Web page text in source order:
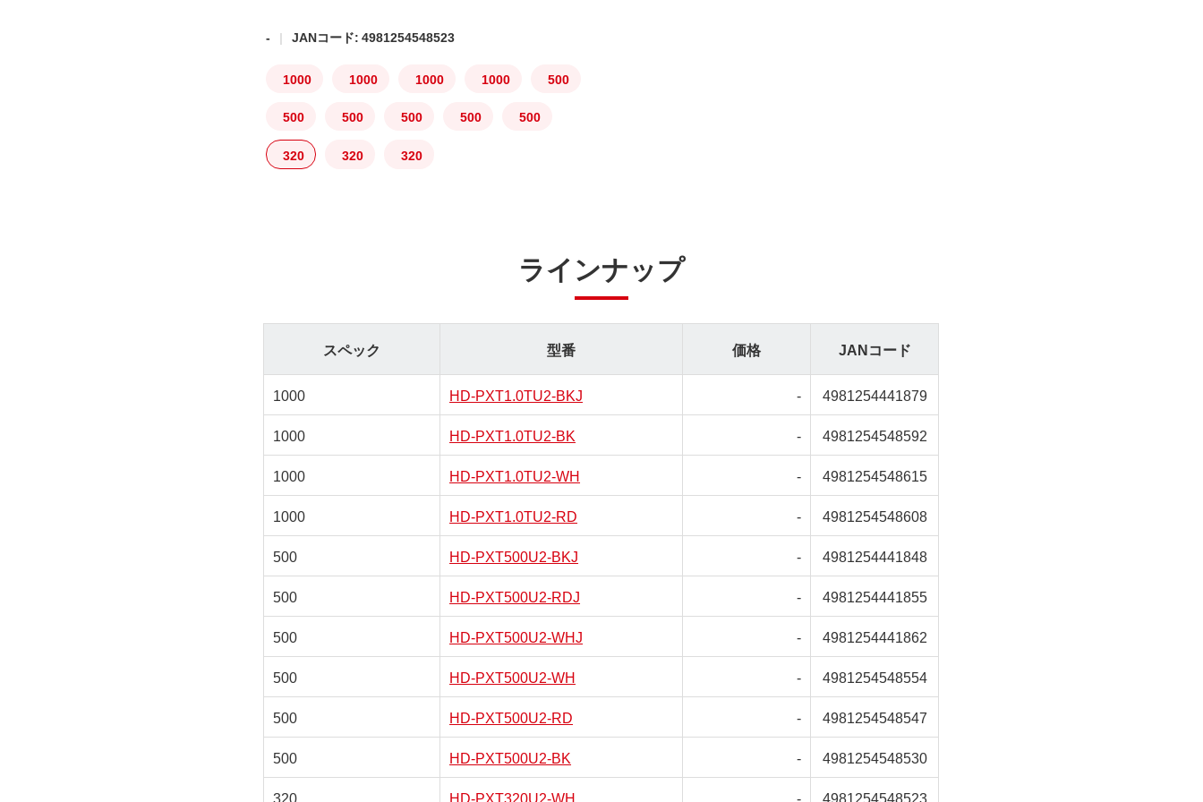
- JANコード: 4981254548523
1000 1000 1000 1000 500
500 500 500 500 500
320 320 320
ラインナップ
スペック 型番 価格 JANコード
1000 HD-PXT1.0TU2-BKJ -
4981254441879
1000
HD-PXT1.0TU2-BK -
4981254548592
1000
HD-PXT1.0TU2-WH -
4981254548615
1000
HD-PXT1.0TU2-RD -
4981254548608
500
HD-PXT500U2-BKJ -
4981254441848
500
HD-PXT500U2-RDJ -
4981254441855
500
HD-PXT500U2-WHJ -
4981254441862
500
HD-PXT500U2-WH -
4981254548554
500
HD-PXT500U2-RD -
4981254548547
500
HD-PXT500U2-BK -
4981254548530
320
HD-PXT320U2-WH - 4981254548523